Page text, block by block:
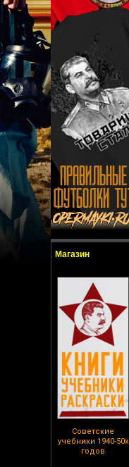
Магазин
Советские
учебники 1940-50х
годов